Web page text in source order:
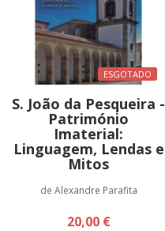
ESGOTADO
S. João da Pesqueira -
Património
Imaterial:
Linguagem, Lendas e
Mitos
de Alexandre Parafita
20,00 €